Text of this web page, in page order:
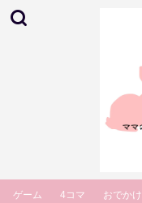
ゲーム 4コマ おでかけ